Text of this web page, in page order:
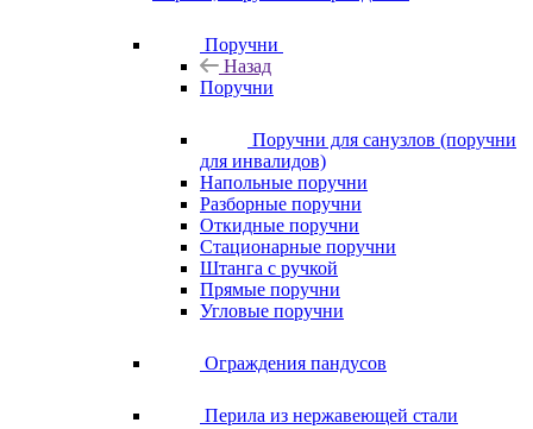
Поручни
Назад
Поручни
Поручни для санузлов (поручни
для инвалидов)
Напольные поручни
Разборные поручни
Откидные поручни
Стационарные поручни
Штанга с ручкой
Прямые поручни
Угловые поручни
Ограждения пандусов
Перила из нержавеющей стали